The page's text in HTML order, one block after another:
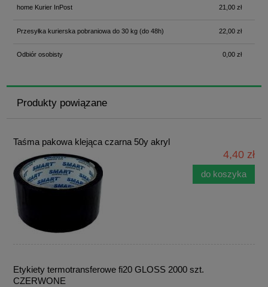
home Kurier InPost 21,00 zł
Przesyłka kurierska pobraniowa do 30 kg(do 48h) 22,00 zł
Odbiór osobisty 0,00 zł
Produkty powiązane
Taśma pakowa klejąca czarna 50y akryl
4,40 zł
do koszyka
Etykiety termotransferowe fi20 GLOSS 2000 szt.
CZERWONE